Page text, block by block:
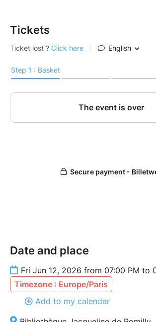
Tickets
Date and place
Fri Jun 12, 2026 from 07:00 PM to
Timezone : Europe/Paris
Add to my calendar